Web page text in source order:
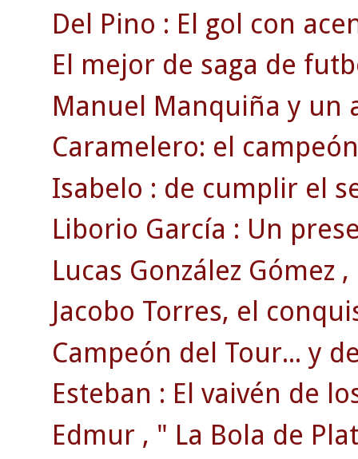
Del Pino : El gol con
El mejor de saga de
Manuel Manquiña y un
Caramelero: el
Isabelo : de cumplir el
Liborio García : Un
Lucas González Gómez
Jacobo Torres, el
Campeón del Tour... y
Esteban : El vaivén de
Edmur , " La Bola de